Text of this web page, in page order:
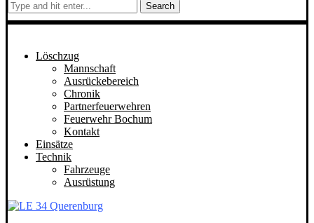
Search
Löschzug
Mannschaft
Ausrückebereich
Chronik
Partnerfeuerwehren
Feuerwehr Bochum
Kontakt
Einsätze
Technik
Fahrzeuge
Ausrüstung